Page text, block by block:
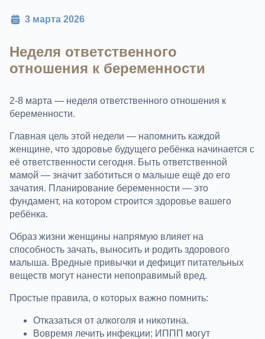
3 марта 2026
Неделя ответственного
отношения к беременности
2-8 марта — неделя ответственного отношения к
беременности.
Главная цель этой недели — напомнить каждой
женщине, что здоровье будущего ребёнка начинается с
её ответственности сегодня. Быть ответственной
мамой — значит заботиться о малыше ещё до его
зачатия. Планирование беременности — это
фундамент, на котором строится здоровье вашего
ребёнка.
Образ жизни женщины напрямую влияет на
способность зачать, выносить и родить здорового
малыша. Вредные привычки и дефицит питательных
веществ могут нанести непоправимый вред.
Простые правила, о которых важно помнить:
Отказаться от алкоголя и никотина.
Вовремя лечить инфекции: ИППП могут